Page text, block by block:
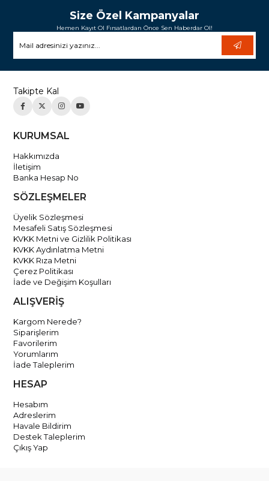
Size Özel Kampanyalar
Hemen Kayıt Ol Fırsatlardan Önce Sen Haberdar Ol!
Takipte Kal
KURUMSAL
Hakkımızda
İletişim
Banka Hesap No
SÖZLEŞMELER
Üyelik Sözleşmesi
Mesafeli Satış Sözleşmesi
KVKK Metni ve Gizlilik Politikası
KVKK Aydınlatma Metni
KVKK Rıza Metni
Çerez Politikası
İade ve Değişim Koşulları
ALIŞVERİŞ
Kargom Nerede?
Siparişlerim
Favorilerim
Yorumlarım
İade Taleplerim
HESAP
Hesabım
Adreslerim
Havale Bildirim
Destek Taleplerim
Çıkış Yap